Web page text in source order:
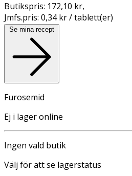
Butikspris: 172,10 kr,
Jmfs.pris: 0,34 kr / tablett(er)
Se mina recept
Furosemid
Ej i lager online
Ingen vald butik
Välj för att se lagerstatus